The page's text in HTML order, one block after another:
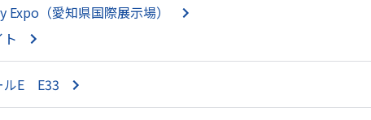
Expo（愛知県国際展示場）
ルE E33